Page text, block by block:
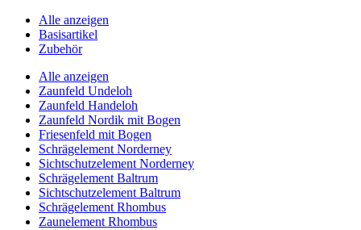
Alle anzeigen
Basisartikel
Zubehör
Alle anzeigen
Zaunfeld Undeloh
Zaunfeld Handeloh
Zaunfeld Nordik mit Bogen
Friesenfeld mit Bogen
Schrägelement Norderney
Sichtschutzelement Norderney
Schrägelement Baltrum
Sichtschutzelement Baltrum
Schrägelement Rhombus
Zaunelement Rhombus